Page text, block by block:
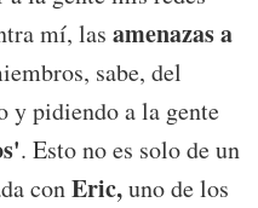
mí, las amenazas a
sabe, del
y pidiendo a la gente
. Esto no es solo de un
conEric,uno de los